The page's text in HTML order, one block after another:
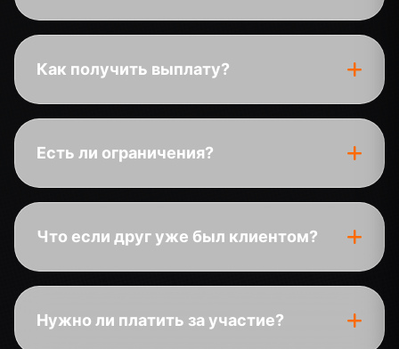
Как получить выплату?
Есть ли ограничения?
Что если друг уже был клиентом?
Нужно ли платить за участие?